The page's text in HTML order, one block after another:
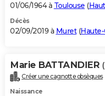
01/06/1964 à Toulouse (
Décès
02/09/2019 à Muret(
Marie BATTANDIER
Créer une cagnotte obsèques
Naissance